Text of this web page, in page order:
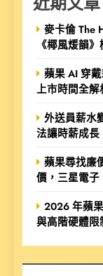
麥卡倫 The
《椰風煖韻
蘋果 AI 穿
上市時間全解
外送員薪水
法讓時薪成
蘋果尋找廉
價，三星電子
2026 年蘋
與高階硬體限